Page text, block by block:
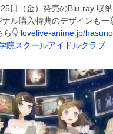
日（金）発売のBlu-ray 収
ル購入特典のデザインも一
👇 lovelive-anime.jp/
院スクールアイドルクラブ